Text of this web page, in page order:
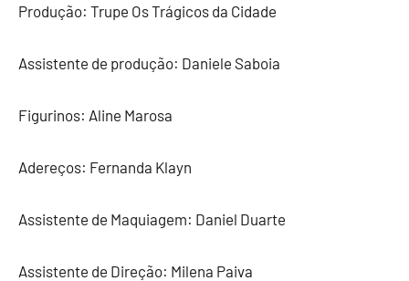
Produção: Trupe Os Trágicos da Cidade
Assistente de produção: Daniele Saboia
Figurinos: Aline Marosa
Adereços: Fernanda Klayn
Assistente de Maquiagem: Daniel Duarte
Assistente de Direção: Milena Paiva